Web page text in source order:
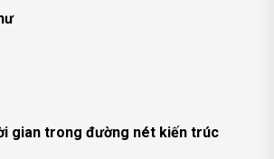
gian trong đường nét kiến trúc